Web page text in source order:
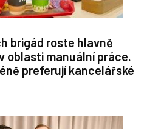
brigád roste hlavně
oblasti manuální práce.
preferují kancelářské